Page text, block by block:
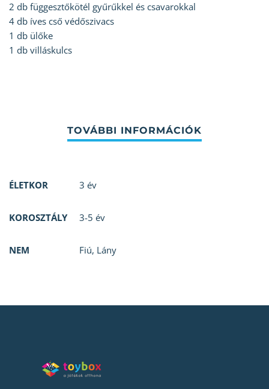
2 db függesztőkötél gyűrűkkel és csavarokkal
4 db íves cső védőszivacs
1 db ülőke
1 db villáskulcs
ÉLETKOR 3 év
KOROSZTÁLY 3-5 év
NEM Fiú, Lány